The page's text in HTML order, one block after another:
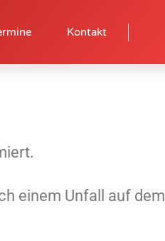
Kontakt
einem Unfall auf dem